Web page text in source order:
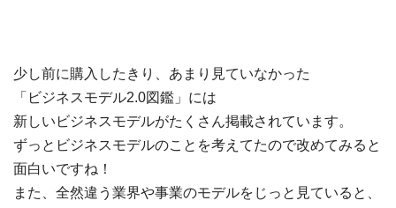
少し前に購入したきり、あまり見ていなかった
「ビジネスモデル2.0図鑑」には
新しいビジネスモデルがたくさん掲載されています。
ずっとビジネスモデルのことを考えてたので改めてみると
面白いですね！
また、全然違う業界や事業のモデルをじっと見ていると、